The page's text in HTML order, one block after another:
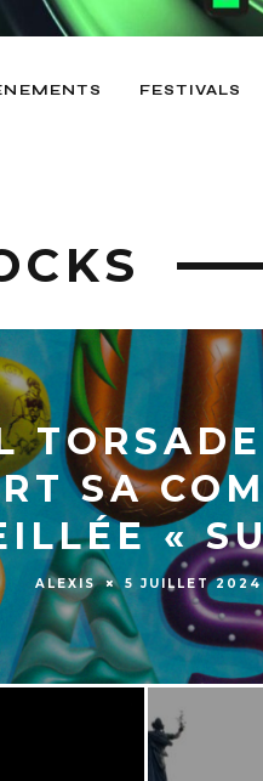
FESTIVALS
SA
«
ALEXIS 5 JUILLET 2024